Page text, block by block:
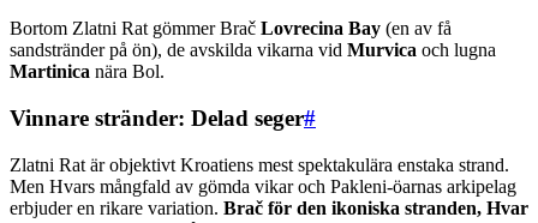
Bortom Zlatni Rat gömmer Brač Lovrecina Bay (en av få
sandstränder på ön), de avskilda vikarna vid Murvica och lugna
Martinica nära Bol.
Vinnare stränder: Delad seger#
Zlatni Rat är objektivt Kroatiens mest spektakulära enstaka strand.
Men Hvars mångfald av gömda vikar och Pakleni-öarnas arkipelag
erbjuder en rikare variation. Brač för den ikoniska stranden, Hvar